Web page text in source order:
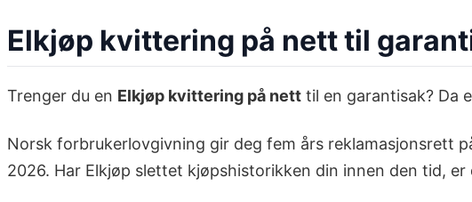
Elkjøp kvittering på nett til
Trenger du en Elkjøp kvittering på nett til en garantisak? Da
Norsk forbrukerlovgivning gir deg fem års reklamasjonsrett
2026. Har Elkjøp slettet kjøpshistorikken din innen den tid,